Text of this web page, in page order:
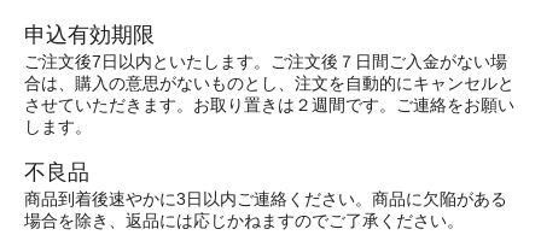
申込有効期限
ご注文後7日以内といたします。ご注文後７日間ご入金がない場
合は、購入の意思がないものとし、注文を自動的にキャンセルと
させていただきます。お取り置きは２週間です。ご連絡をお願い
します。
不良品
商品到着後速やかに3日以内ご連絡ください。商品に欠陥がある
場合を除き、返品には応じかねますのでご了承ください。